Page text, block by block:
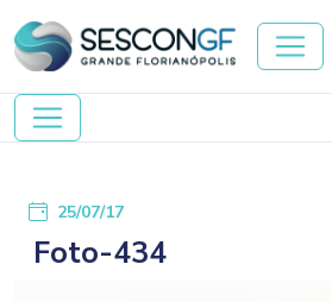
25/07/17
Foto-434